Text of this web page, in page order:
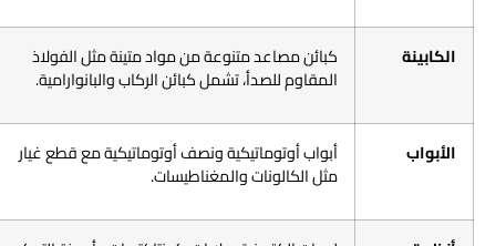
الكابينة كبائن مصاعد متنوعة من مواد متينة مثل الفولاذ
المقاوم للصدأ، تشمل كبائن الركاب والبانوارامية.
الأبواب أبواب أوتوماتيكية ونصف أوتوماتيكية مع قطع غيار
مثل الكالونات والمغناطيسات.